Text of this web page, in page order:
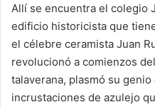
Allí se encuentra el colegio
edificio historicista que
el célebre ceramista Juan
revolucionó a comienzos
talaverana, plasmó su
incrustaciones de azulejo